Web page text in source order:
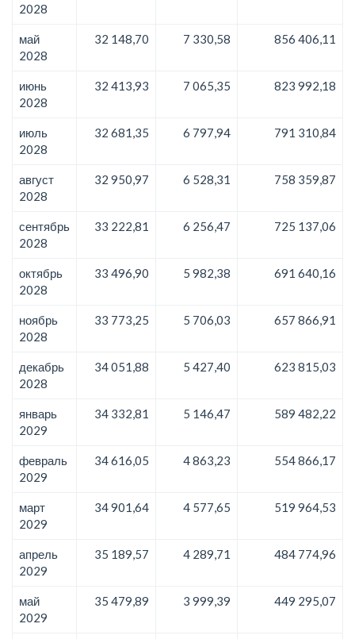
2028
май
2028
32 148,70 7 330,58 856 406,11
июнь
2028
32 413,93 7 065,35 823 992,18
июль
2028
32 681,35 6 797,94 791 310,84
август
2028
32 950,97 6 528,31 758 359,87
сентябрь
2028
33 222,81 6 256,47 725 137,06
октябрь
2028
33 496,90 5 982,38 691 640,16
ноябрь
2028
33 773,25 5 706,03 657 866,91
декабрь
2028
34 051,88 5 427,40 623 815,03
январь
2029
34 332,81 5 146,47 589 482,22
февраль
2029
34 616,05 4 863,23 554 866,17
март
2029
34 901,64 4 577,65 519 964,53
апрель
2029
35 189,57 4 289,71 484 774,96
май
2029
35 479,89 3 999,39 449 295,07